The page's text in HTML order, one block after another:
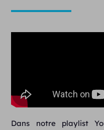
Dans notre playlist